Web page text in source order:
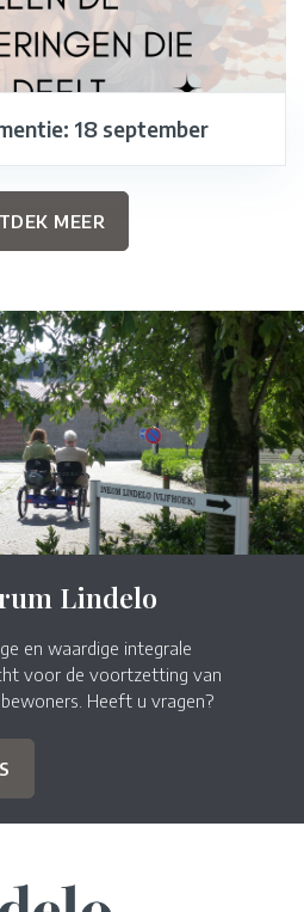
18 september
MEER
Lindelo
en waardige integrale
voor de voortzetting van
Heeft u vragen?